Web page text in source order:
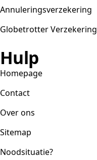
Annuleringsverzekering
Globetrotter Verzekering
Hulp
Homepage
Contact
Over ons
Sitemap
Noodsituatie?